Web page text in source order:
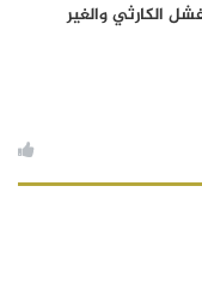
الكارثي والغير